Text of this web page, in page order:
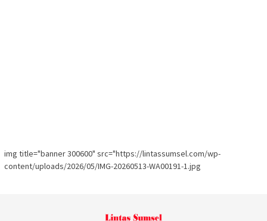
img title="banner 300600" src="https://lintassumsel.com/wp-
content/uploads/2026/05/IMG-20260513-WA00191-1.jpg